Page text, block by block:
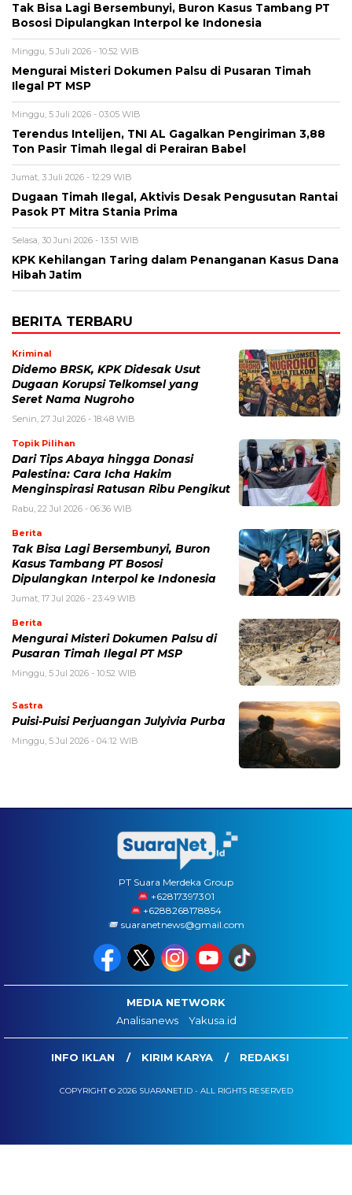
Tak Bisa Lagi Bersembunyi, Buron Kasus Tambang PT
Bososi Dipulangkan Interpol ke Indonesia
Minggu, 5 Juli 2026 - 10:52 WIB
Mengurai Misteri Dokumen Palsu di Pusaran Timah
Ilegal PT MSP
Minggu, 5 Juli 2026 - 03:05 WIB
Terendus Intelijen, TNI AL Gagalkan Pengiriman 3,88
Ton Pasir Timah Ilegal di Perairan Babel
Jumat, 3 Juli 2026 - 12:29 WIB
Dugaan Timah Ilegal, Aktivis Desak Pengusutan Rantai
Pasok PT Mitra Stania Prima
Selasa, 30 Juni 2026 - 13:51 WIB
KPK Kehilangan Taring dalam Penanganan Kasus Dana
Hibah Jatim
BERITA TERBARU
Kriminal
Didemo BRSK, KPK Didesak Usut
Dugaan Korupsi Telkomsel yang
Seret Nama Nugroho
Senin, 27 Jul 2026 - 18:48 WIB
Topik Pilihan
Dari Tips Abaya hingga Donasi
Palestina: Cara Icha Hakim
Menginspirasi Ratusan Ribu Pengikut
Rabu, 22 Jul 2026 - 06:36 WIB
Berita
Tak Bisa Lagi Bersembunyi, Buron
Kasus Tambang PT Bososi
Dipulangkan Interpol ke Indonesia
Jumat, 17 Jul 2026 - 23:49 WIB
Berita
Mengurai Misteri Dokumen Palsu di
Pusaran Timah Ilegal PT MSP
Minggu, 5 Jul 2026 - 10:52 WIB
Sastra
Puisi-Puisi Perjuangan Julyivia Purba
Minggu, 5 Jul 2026 - 04:12 WIB
PT Suara Merdeka Group
‪+62817397301
+6288268178854
suaranetnews@gmail.com
MEDIA NETWORK
Analisanews
Yakusa.id
INFO IKLAN KIRIM KARYA REDAKSI
COPYRIGHT © 2026 SUARANET.ID - ALL RIGHTS RESERVED